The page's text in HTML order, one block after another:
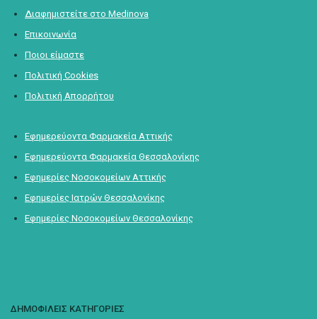
Διαφημιστείτε στο Medinova
Επικοινωνία
Ποιοι είμαστε
Πολιτική Cookies
Πολιτική Απορρήτου
Εφημερεύοντα Φαρμακεία Αττικής
Εφημερεύοντα Φαρμακεία Θεσσαλονίκης
Εφημερίες Νοσοκομείων Αττικής
Εφημερίες Ιατρών Θεσσαλονίκης
Εφημερίες Νοσοκομείων Θεσσαλονίκης
ΔΗΜΟΦΙΛΕΙΣ ΚΑΤΗΓΟΡΙΕΣ